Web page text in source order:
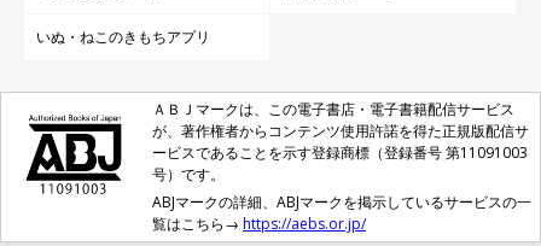
いぬ・ねこのきもちアプリ
ＡＢＪマークは、この電子書店・電子書籍配信サービス
が、著作権者からコンテンツ使用許諾を得た正規版配信サ
ービスであることを示す登録商標（登録番号 第11091003
号）です。
ABJマークの詳細、ABJマークを掲示しているサービスの一
覧はこちら→ https://aebs.or.jp/